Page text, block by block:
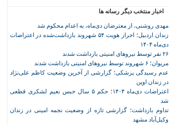
اخبار منتخب دیگر رسانه ها
مهدی روشنی، از معترضان دی‌ماه، به اعدام محکوم شد
زندان اردبیل؛ احراز هویت ۵۴ شهروند بازداشت‌شده در اعتراضات
دی‌ماه ۱۴۰۴
۲۶ نفر توسط نیروهای امنیتی بازداشت شدند
مریوان؛ ۶ شهروند توسط نیروهای امنیتی بازداشت شدند
عدم رسیدگی پزشکی؛ گزارشی از آخرین وضعیت کاظم علی‌نژاد
در زندان اوین
اعتراضات دی‌ماه ۱۴۰۴؛ حکم ۵ سال حبس نعیم لشکری قطعی
شد
تداوم بازداشت؛ گزارشی تازه از وضعیت نجمه امینی در زندان
وکیل‌آباد مشهد